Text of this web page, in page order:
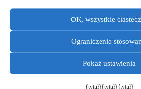
OK, wszystkie
Ograniczenie
Pokaż ustawienia
{tytuł}{tytuł}{tytuł}
SIĘ NA
KONSULTACJĘ